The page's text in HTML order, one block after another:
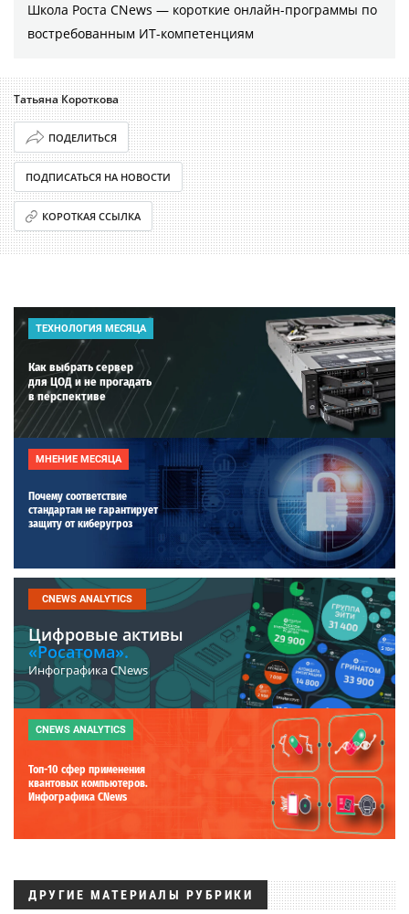
Школа Роста CNews — короткие онлайн-программы по
востребованным ИТ-компетенциям
Татьяна Короткова
ПОДЕЛИТЬСЯ
ПОДПИСАТЬСЯ НА НОВОСТИ
КОРОТКАЯ ССЫЛКА
ТЕХНОЛОГИЯ МЕСЯЦА
Как выбрать сервер
для ЦОД и не прогадать
в перспективе
МНЕНИЕ МЕСЯЦА
Почему соответствие
стандартам не гарантирует
защиту от киберугроз
CNEWS ANALYTICS
Цифровые активы
«Росатома».
Инфографика CNews
CNEWS ANALYTICS
Топ-10 сфер применения
квантовых компьютеров.
Инфографика CNews
ДРУГИЕ МАТЕРИАЛЫ РУБРИКИ